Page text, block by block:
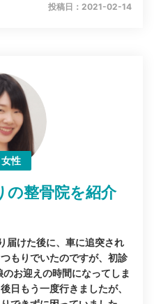
投稿日：2021-02-14
女性
の整骨院を紹介
届けた後に、車に追突され
もりでいたのですが、初診
お迎えの時間になってしま
日もう一度行きましたが、